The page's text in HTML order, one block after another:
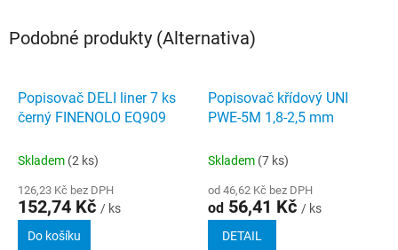
Podobné produkty (Alternativa)
Popisovač DELI liner 7 ks
černý FINENOLO EQ909
Skladem (2 ks)
126,23 Kč bez DPH
152,74 Kč / ks
Do košíku
Popisovač křídový UNI
PWE-5M 1,8-2,5 mm
Skladem (7 ks)
od 46,62 Kč bez DPH
od 56,41 Kč / ks
DETAIL